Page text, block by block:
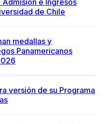
e Ingresos
de Chile
medallas y
Panamericanos
versión de su Programa